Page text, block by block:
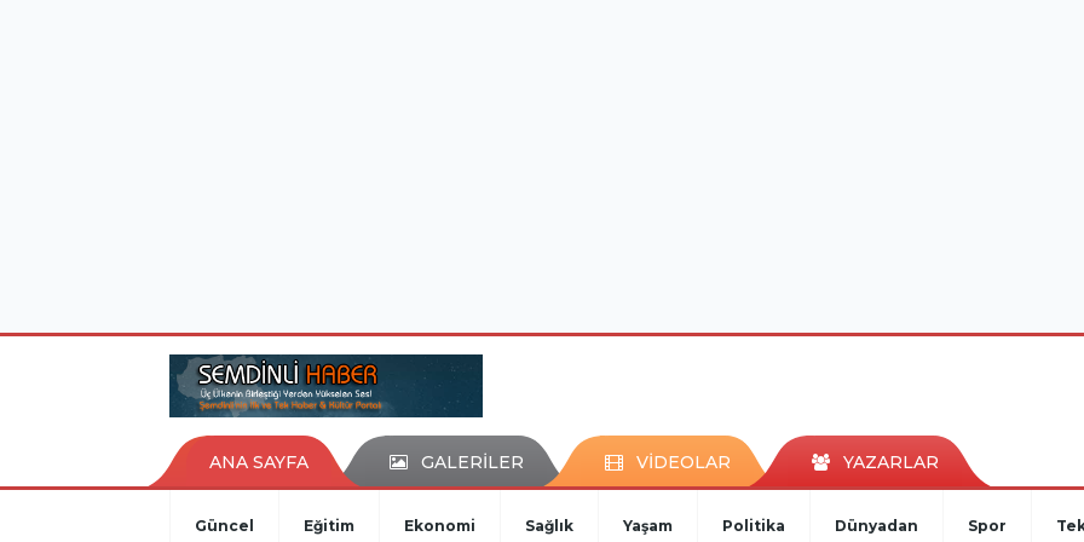
ANA SAYFA GALERİLER VİDEOLAR YAZARLAR
Güncel Eğitim Ekonomi Sağlık Yaşam Politika Dünyadan Spor